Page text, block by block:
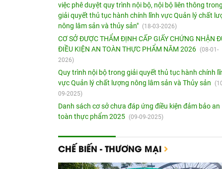
việc phê duyệt quy trình nội bộ, nội bộ liên thông trong
giải quyết thủ tục hành chính lĩnh vực Quản lý chất
nông lâm sản và thủy sản" (18-03-2026)
CƠ SỞ ĐƯỢC THẨM ĐỊNH CẤP GIẤY CHỨNG NHẬN
ĐIỀU KIỆN AN TOÀN THỰC PHẨM NĂM 2026 (08-01-
2026)
Quy trình nội bộ trong giải quyết thủ tục hành chính
vực Quản lý chất lượng nông lâm sản và Thủy sản
09-2025)
Danh sách cơ sở chưa đáp ứng điều kiện đảm bảo an
toàn thực phẩm 2025 (09-09-2025)
CHẾ BIẾN - THƯƠNG MẠI